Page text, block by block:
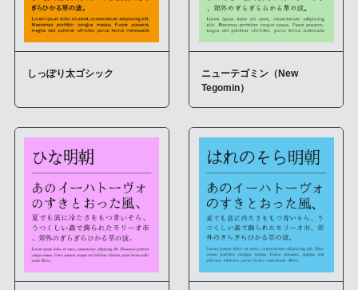
しっぽり太ゴシック
ニューテゴミン（New
Tegomin）